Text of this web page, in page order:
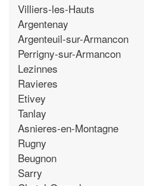
Villiers-les-Hauts
Argentenay
Argenteuil-sur-Armancon
Perrigny-sur-Armancon
Lezinnes
Ravieres
Etivey
Tanlay
Asnieres-en-Montagne
Rugny
Beugnon
Sarry